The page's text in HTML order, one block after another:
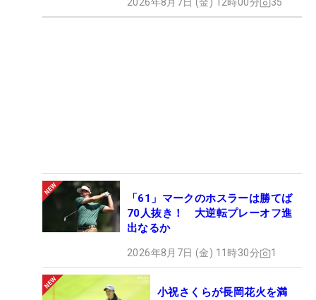
2026年8月7日 (金) 12時00分 35
「61」マークのホスラーは勝てば
70人抜き！ 大逆転プレーオフ進
出なるか
2026年8月7日 (金) 11時30分 1
小祝さくらが長岡花火を満